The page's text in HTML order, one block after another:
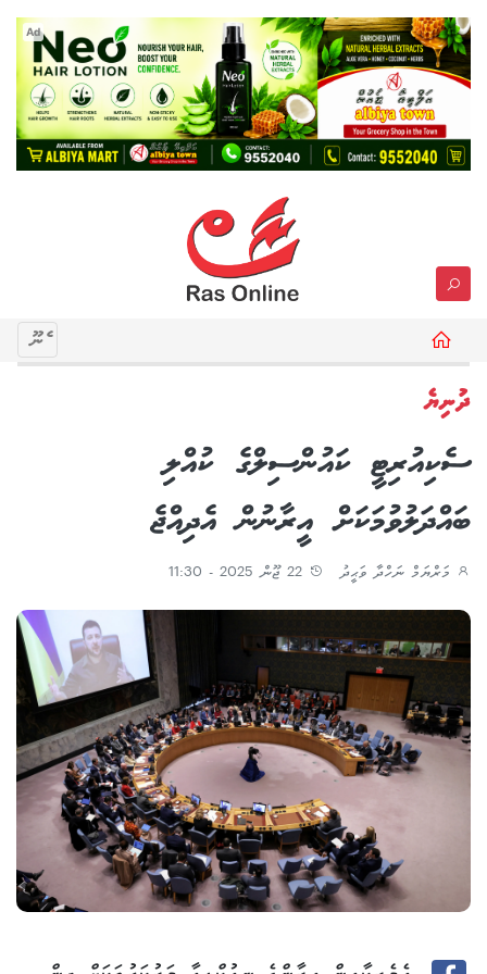
Ad
މެނޫ
ދުނިޔެ
ސެކިއުރިޓީ ކައުންސިލްގެ ކުއްލި
ބައްދަލުވުމަކަށް އީރާނުން އެދިއްޖެ
މަރްޔަމް ނަހްދާ ވަޙީދު